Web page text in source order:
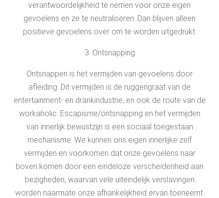
verantwoordelijkheid te nemen voor onze eigen
gevoelens en ze te neutraliseren. Dan blijven alleen
positieve gevoelens over om te worden uitgedrukt.
3. Ontsnapping
Ontsnappen is het vermijden van gevoelens door
afleiding. Dit vermijden is de ruggengraat van de
entertainment- en drankindustrie, en ook de route van de
workaholic. Escapisme/ontsnapping en het vermijden
van innerlijk bewustzijn is een sociaal toegestaan
mechanisme. We kunnen ons eigen innerlijke zelf
vermijden en voorkomen dat onze gevoelens naar
boven komen door een eindeloze verscheidenheid aan
bezigheden, waarvan vele uiteindelijk verslavingen
worden naarmate onze afhankelijkheid ervan toeneemt.